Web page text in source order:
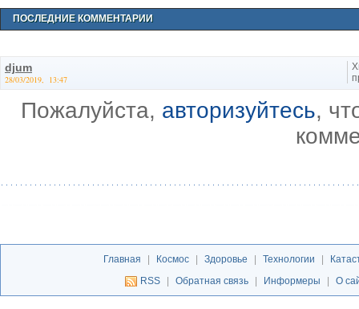
ПОСЛЕДНИЕ КОММЕНТАРИИ
djum
28/03/2019, 13:47
Пожалуйста, авторизуйтесь,
Главная | Космос | Здоровье | Технологии |
RSS
| Обратная связь | Информеры | О